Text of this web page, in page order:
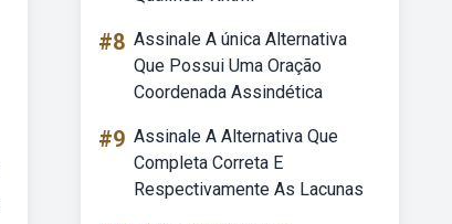
#8 Assinale A única Alternativa
Que Possui Uma Oração
Coordenada Assindética
#9 Assinale A Alternativa Que
Completa Correta E
Respectivamente As Lacunas